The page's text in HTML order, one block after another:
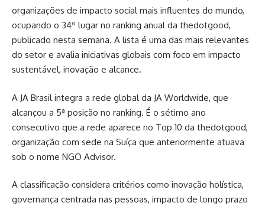
organizações de impacto social mais influentes do mundo,
ocupando o 34º lugar no ranking anual da thedotgood,
publicado nesta semana. A lista é uma das mais relevantes
do setor e avalia iniciativas globais com foco em impacto
sustentável, inovação e alcance.
A JA Brasil integra a rede global da JA Worldwide, que
alcançou a 5ª posição no ranking. É o sétimo ano
consecutivo que a rede aparece no Top 10 da thedotgood,
organização com sede na Suíça que anteriormente atuava
sob o nome NGO Advisor.
A classificação considera critérios como inovação holística,
governança centrada nas pessoas, impacto de longo prazo